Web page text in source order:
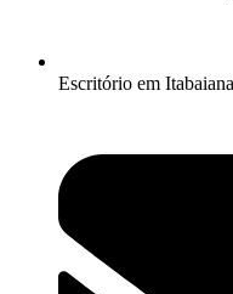
Escritório em